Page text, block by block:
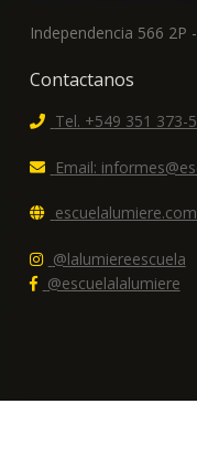
Independencia 566 2P
Contactanos
Tel. +549 351 373-
Email:
@lalumiereescuela
@escuelalalumiere